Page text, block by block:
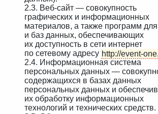
2.3. Веб-сайт — совокупность
графических и информационных
материалов, а также программ
и баз данных, обеспечивающих
их доступность в сети интернет
по сетевому адресу http://event-
2.4. Информационная система
персональных данных —
содержащихся в базах данных
персональных данных и
их обработку информационных
технологий и технических средств.